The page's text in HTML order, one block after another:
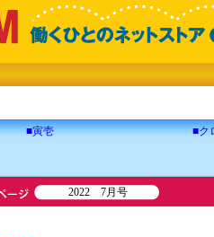
■寅壱
■ク
2022 7月号